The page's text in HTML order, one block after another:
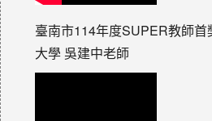
臺南市114年度SUPER教師首
大學 吳建中老師